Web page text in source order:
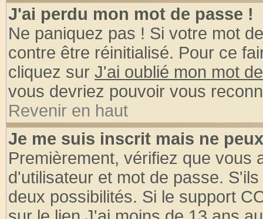
J'ai perdu mon mot de passe !
Ne paniquez pas ! Si votre mot
contre être réinitialisé. Pour ce
cliquez sur J'ai oublié mon mot
vous devriez pouvoir vous
Revenir en haut
Je me suis inscrit mais ne
Premièrement, vérifiez que vous
d'utilisateur et mot de passe.
deux possibilités. Si le support